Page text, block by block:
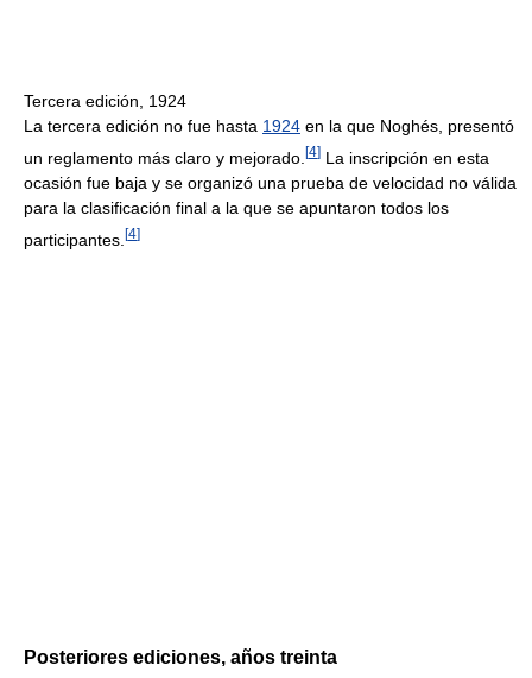
Tercera edición, 1924
La tercera edición no fue hasta 1924 en la que Noghés, presentó
un reglamento más claro y mejorado. [4] La inscripción en esta
ocasión fue baja y se organizó una prueba de velocidad no válida
para la clasificación final a la que se apuntaron todos los
participantes. [4]
Posteriores ediciones, años treinta